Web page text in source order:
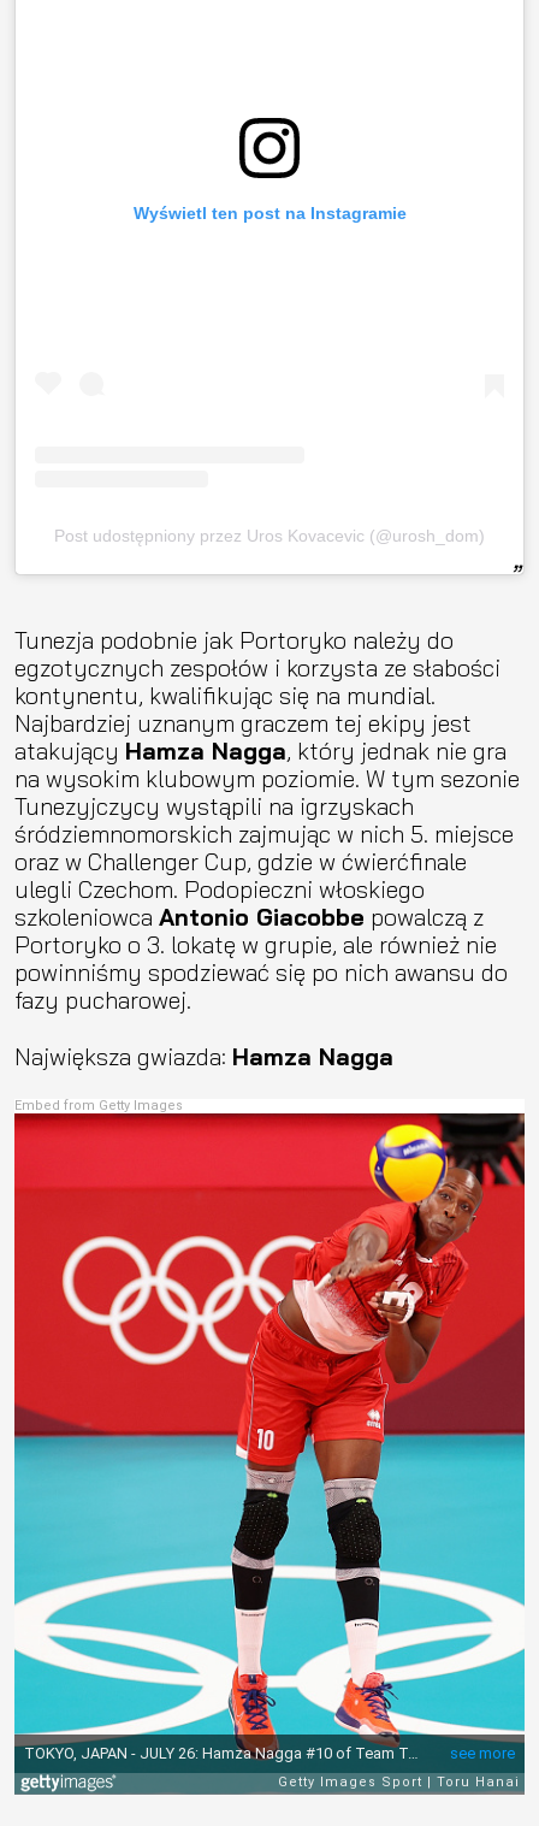
Wyświetl ten post na Instagramie
Post udostępniony przez Uros Kovacevic (@urosh_dom)
Tunezja podobnie jak Portoryko należy do
egzotycznych zespołów i korzysta ze słabości
kontynentu, kwalifikując się na mundial.
Najbardziej uznanym graczem tej ekipy jest
atakujący Hamza Nagga, który jednak nie gra
na wysokim klubowym poziomie. W tym sezonie
Tunezyjczycy wystąpili na igrzyskach
śródziemnomorskich zajmując w nich 5. miejsce
oraz w Challenger Cup, gdzie w ćwierćfinale
ulegli Czechom. Podopieczni włoskiego
szkoleniowca Antonio Giacobbe powalczą z
Portoryko o 3. lokatę w grupie, ale również nie
powinniśmy spodziewać się po nich awansu do
fazy pucharowej.
Największa gwiazda: Hamza Nagga
Embed from Getty Images